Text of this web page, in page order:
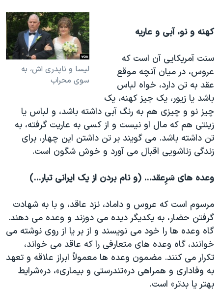
لیسا و ناپدری اش، به
سوی محراب
کهنه و نو، آبی و عاریه
سنت آمریکایی آن است که
عروس، در میان آنچه موقع
عقد به تن دارد، خواه لباس
باشد یا زیور، یک چیز کهنه، یک
چیز نو و چیزی هم به رنگ آبی داشته باشد، و لباس یا
زینتی هم که مال او نیست و از کسی به عاریت گرفته، به
تن داشته باشد. می گویند بر تن داشتن این چهار، برای
زندگی زناشویی اقبال می آورد و خوش شگون است.
وعده های سَرِعقد... (و نام بردن از یک ایرانی تبار...)
مرسوم است که عروس و داماد، نزد عاقد، و با به شهادت
گرفتن حضار، به یکدیگر دیده می دوزند و وعده می دهند.
گاه وعده ها را خود می نویسند و از بر یا از روی نوشته می
خوانند، گاه وعده های متعارفی را که عاقد می خواند،
تکرار می کنند. مضمون وعده ها معمولاً ابراز علاقه و تعهد
به وفاداری و همراهی در«تندرستی و بیماری»، در«شرایط
بهتر یا بدتر» است.